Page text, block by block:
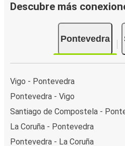
Descubre más
Pontevedra
Vigo - Pontevedra
Pontevedra - Vigo
Santiago de Compostela -
La Coruña - Pontevedra
Pontevedra - La Coruña